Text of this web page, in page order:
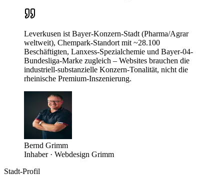
Leverkusen ist Bayer-Konzern-Stadt (Pharma/Agrar
weltweit), Chempark-Standort mit ~28.100
Beschäftigten, Lanxess-Spezialchemie und Bayer-04-
Bundesliga-Marke zugleich – Websites brauchen die
industriell-substanzielle Konzern-Tonalität, nicht die
rheinische Premium-Inszenierung.
Bernd Grimm
Inhaber · Webdesign Grimm
Stadt-Profil